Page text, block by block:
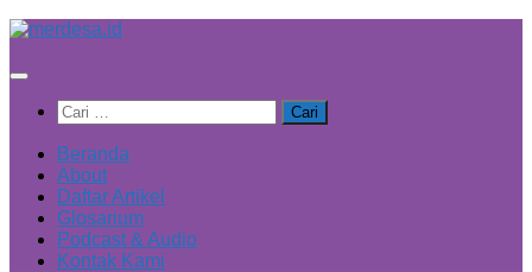
Skip
content
Cari
untuk:
Beranda
About
Daftar Artikel
Glosarium
Podcast & Audio
Kontak Kami